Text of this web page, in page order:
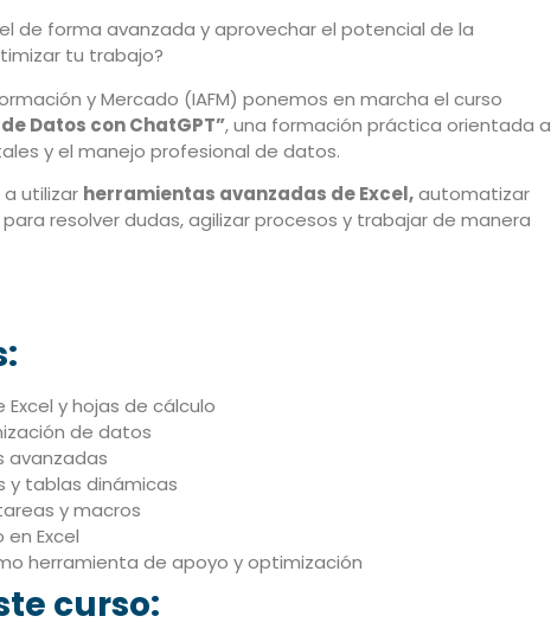
de forma avanzada y aprovechar el potencial de la
tu trabajo?
y Mercado (IAFM) ponemos en marcha el curso
Datos con ChatGPT”, una formación práctica orientada a
y el manejo profesional de datos.
utilizar herramientas avanzadas de Excel,automatizar
resolver dudas, agilizar procesos y trabajar de manera
y hojas de cálculo
de datos
avanzadas
y tablas dinámicas
y macros
Excel
herramienta de apoyo y optimización
curso: